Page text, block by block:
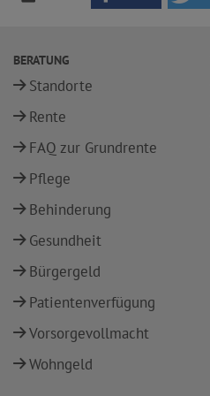
BERATUNG
Standorte
Rente
FAQ zur Grundrente
Pflege
Behinderung
Gesundheit
Bürgergeld
Patientenverfügung
Vorsorgevollmacht
Wohngeld